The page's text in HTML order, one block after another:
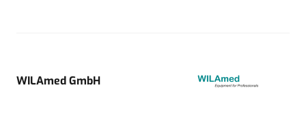
WILAmed GmbH